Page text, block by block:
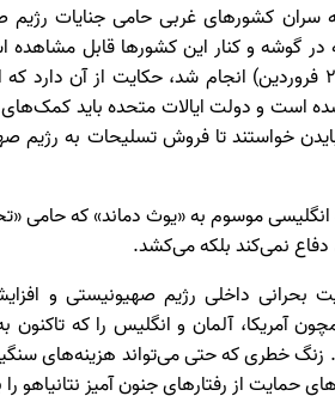
سران کشورهای غربی حامی جنایات رژیم
آوریل (۱۸ تا ۲۱ فروردین) انجام شد، حکایت
خواستند تا فروش تسلیحات به
موسوم به «یوث دماند» که حامی
دفاع نمی‌کند بلکه می‌کشد.
بحرانی داخلی رژیم صهیونیستی و
آمریکا، آلمان و انگلیس را که
زنگ خطری که حتی می‌تواند هزینه‌های
حمایت از رفتارهای جنون آمیز نتانیاهو